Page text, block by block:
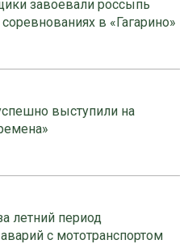
завоевали россыпь
в «Гагарино»
выступили на
летний период
с мототранспортом